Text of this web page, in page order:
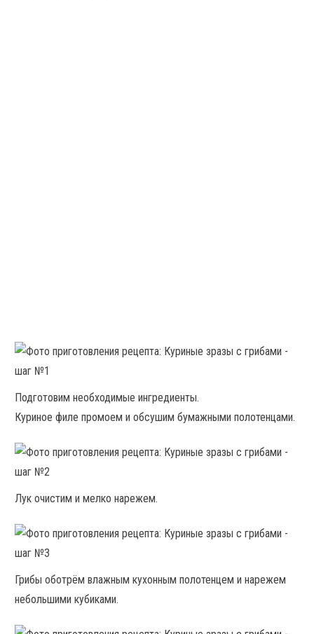
Подготовим необходимые ингредиенты.
Куриное филе промоем и обсушим бумажными полотенцами.
Лук очистим и мелко нарежем.
Грибы оботрём влажным кухонным полотенцем и нарежем
небольшими кубиками.